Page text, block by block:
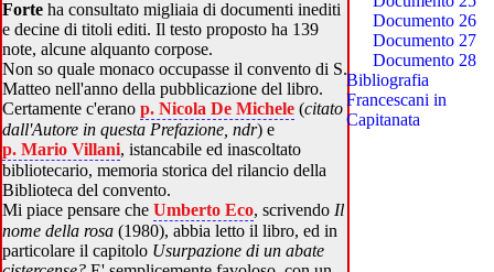
Forte ha consultato migliaia di documenti inediti
e decine di titoli editi. Il testo proposto ha 139
note, alcune alquanto corpose.
Non so quale monaco occupasse il convento di S.
Matteo nell'anno della pubblicazione del libro.
Certamente c'erano p. Nicola De Michele (citato
dall'Autore in questa Prefazione, ndr) e
p. Mario Villani, istancabile ed inascoltato
bibliotecario, memoria storica del rilancio della
Biblioteca del convento.
Mi piace pensare che Umberto Eco, scrivendo Il
nome della rosa (1980), abbia letto il libro, ed in
particolare il capitolo Usurpazione di un abate
Documento 26
Documento 27
Documento 28
Bibliografia
Francescani in
Capitanata